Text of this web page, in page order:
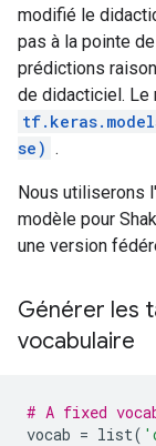
modifié le
pas à la pointe
prédictions
de didacticiel. Le
se) .
Nous utiliserons
modèle pour
une version
Générer les
vocabulaire
# A fixed
vocab = list(